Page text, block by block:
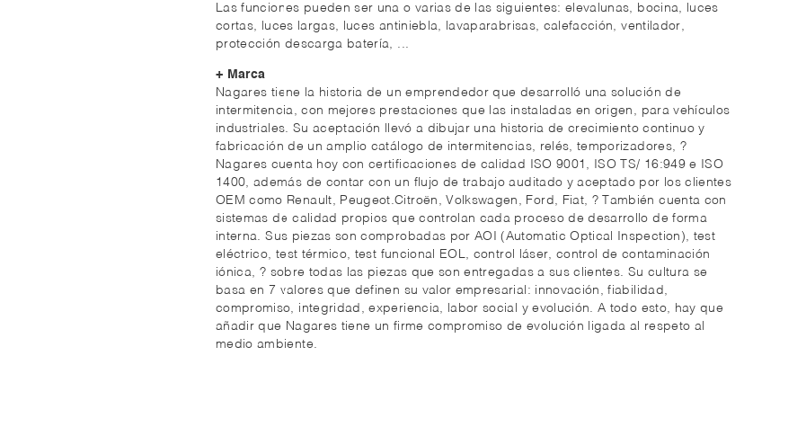
Las funciones pueden ser una o varias de las siguientes: elevalunas, bocina, luces
cortas, luces largas, luces antiniebla, lavaparabrisas, calefacción, ventilador,
protección descarga batería, ...
+ Marca
Nagares tiene la historia de un emprendedor que desarrolló una solución de
intermitencia, con mejores prestaciones que las instaladas en origen, para vehículos
industriales. Su aceptación llevó a dibujar una historia de crecimiento continuo y
fabricación de un amplio catálogo de intermitencias, relés, temporizadores, ?
Nagares cuenta hoy con certificaciones de calidad ISO 9001, ISO TS/ 16:949 e ISO
1400, además de contar con un flujo de trabajo auditado y aceptado por los clientes
OEM como Renault, Peugeot.Citroën, Volkswagen, Ford, Fiat, ? También cuenta con
sistemas de calidad propios que controlan cada proceso de desarrollo de forma
interna. Sus piezas son comprobadas por AOI (Automatic Optical Inspection), test
eléctrico, test térmico, test funcional EOL, control láser, control de contaminación
iónica, ? sobre todas las piezas que son entregadas a sus clientes. Su cultura se
basa en 7 valores que definen su valor empresarial: innovación, fiabilidad,
compromiso, integridad, experiencia, labor social y evolución. A todo esto, hay que
añadir que Nagares tiene un firme compromiso de evolución ligada al respeto al
medio ambiente.